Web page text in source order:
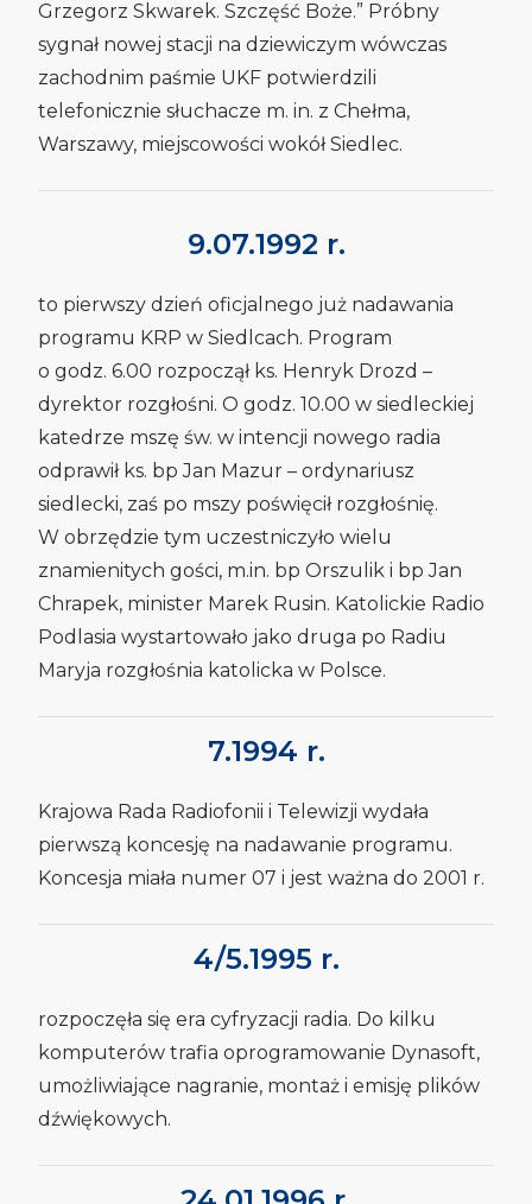
Grzegorz Skwarek. Szczęść Boże.” Próbny
sygnał nowej stacji na dziewiczym wówczas
zachodnim paśmie UKF potwierdzili
telefonicznie słuchacze m. in. z Chełma,
Warszawy, miejscowości wokół Siedlec.
9.07.1992 r.
to pierwszy dzień oficjalnego już nadawania
programu KRP w Siedlcach. Program
o godz. 6.00 rozpoczął ks. Henryk Drozd –
dyrektor rozgłośni. O godz. 10.00 w siedleckiej
katedrze mszę św. w intencji nowego radia
odprawił ks. bp Jan Mazur – ordynariusz
siedlecki, zaś po mszy poświęcił rozgłośnię.
W obrzędzie tym uczestniczyło wielu
znamienitych gości, m.in. bp Orszulik i bp Jan
Chrapek, minister Marek Rusin. Katolickie Radio
Podlasia wystartowało jako druga po Radiu
Maryja rozgłośnia katolicka w Polsce.
7.1994 r.
Krajowa Rada Radiofonii i Telewizji wydała
pierwszą koncesję na nadawanie programu.
Koncesja miała numer 07 i jest ważna do 2001 r.
4/5.1995 r.
rozpoczęła się era cyfryzacji radia. Do kilku
komputerów trafia oprogramowanie Dynasoft,
umożliwiające nagranie, montaż i emisję plików
dźwiękowych.